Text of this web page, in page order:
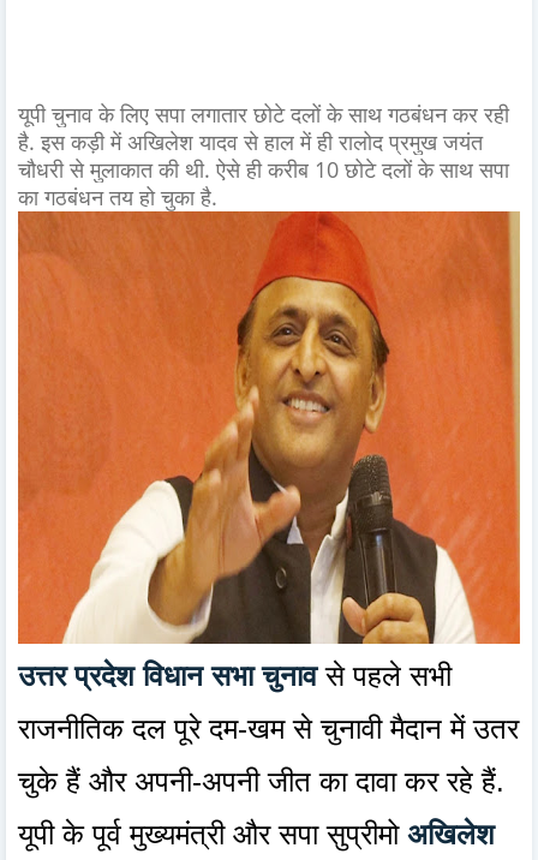
यूपी चुनाव के लिए सपा लगातार छोटे दलों के साथ गठबंधन कर रही
है. इस कड़ी में अखिलेश यादव से हाल में ही रालोद प्रमुख जयंत
चौधरी से मुलाकात की थी. ऐसे ही करीब 10 छोटे दलों के साथ सपा
का गठबंधन तय हो चुका है.
उत्तर प्रदेश विधान सभा चुनावसे पहले सभी
राजनीतिक दल पूरे दम-खम से चुनावी मैदान में उतर
चुके हैं और अपनी-अपनी जीत का दावा कर रहे हैं.
यूपी के पूर्व मुख्यमंत्री और सपा सुप्रीमो अखिलेश